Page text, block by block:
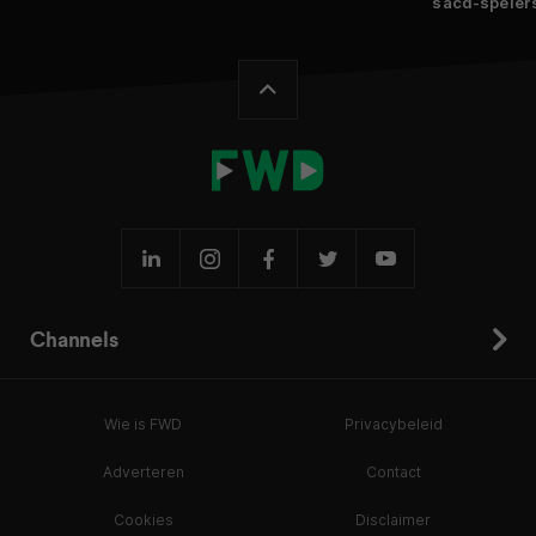
Channels
Wie is FWD Privacybeleid
Adverteren Contact
Cookies Disclaimer